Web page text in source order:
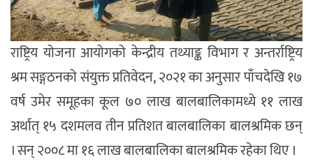
राष्ट्रिय योजना आयोगको केन्द्रीय तथ्याङ्क विभाग र अन्तर्राष्ट्रिय
श्रम सङ्गठनको संयुक्त प्रतिवेदन, २०२१ का अनुसार पाँचदेखि १७
वर्ष उमेर समूहका कूल ७० लाख बालबालिकामध्ये ११ लाख
अर्थात् १५ दशमलव तीन प्रतिशत बालबालिका बालश्रमिक छन्
। सन् २००८ मा १६ लाख बालबालिका बालश्रमिक रहेका थिए ।